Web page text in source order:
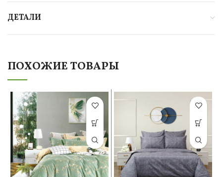
ДЕТАЛИ
ПОХОЖИЕ ТОВАРЫ